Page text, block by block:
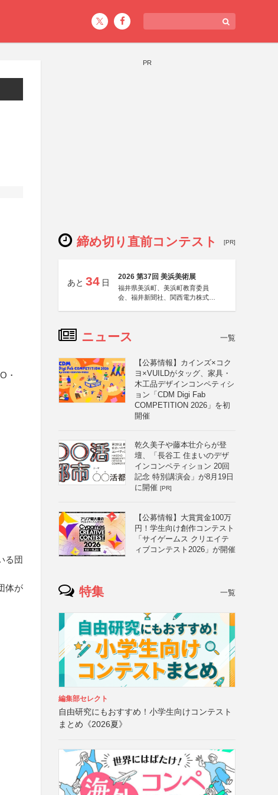
・
る団
体が
PR
締め切り直前コンテスト [PR]
あと 34 日
2026 第37回 美浜美術展
福井県美浜町、美浜町教育委員
会、福井新聞社、関西電力株式会
ニュース 一覧
【公募情報】カインズ×コク
ヨ×VUILDがタッグ、家具・
木工品デザインコンペティシ
ョン「CDM Digi Fab
COMPETITION 2026」を初
開催
乾久美子や藤本壮介らが登
壇、「長谷工 住まいのデザ
インコンペティション 20回
記念 特別講演会」が8月19日
に開催 [PR]
【公募情報】大賞賞金100万
円！学生向け創作コンテスト
「サイゲームス クリエイテ
ィブコンテスト2026」が開催
特集 一覧
編集部セレクト
自由研究にもおすすめ！小学生向けコンテスト
まとめ《2026夏》